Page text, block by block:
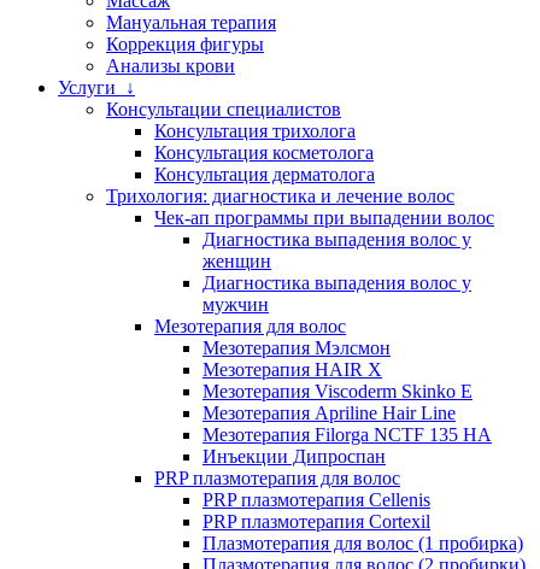
Мануальная терапия
Коррекция фигуры
Анализы крови
Услуги ↓
Консультации специалистов
Консультация трихолога
Консультация косметолога
Консультация дерматолога
Трихология: диагностика и лечение волос
Чек-ап программы при выпадении волос
Диагностика выпадения волос у
женщин
Диагностика выпадения волос у
мужчин
Мезотерапия для волос
Мезотерапия Мэлсмон
Мезотерапия HAIR X
Мезотерапия Viscoderm Skinko E
Мезотерапия Apriline Hair Line
Мезотерапия Filorga NCTF 135 HA
Инъекции Дипроспан
PRP плазмотерапия для волос
PRP плазмотерапия Cellenis
PRP плазмотерапия Cortexil
Плазмотерапия для волос (1 пробирка)
Плазмотерапия для волос (2 пробирки)